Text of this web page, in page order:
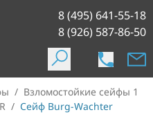
8 (495) 641-55-18
8 (926) 587-86-50
/ Взломостойкие сейфы 1
/ Сейф Burg-Wachter